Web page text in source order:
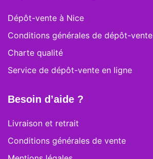
Dépôt-vente à Nice
Conditions générales de dépôt-vente
Charte qualité
Service de dépôt-vente en ligne
Besoin d’aide ?
Livraison et retrait
Conditions générales de vente